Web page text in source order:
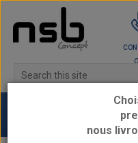
nous